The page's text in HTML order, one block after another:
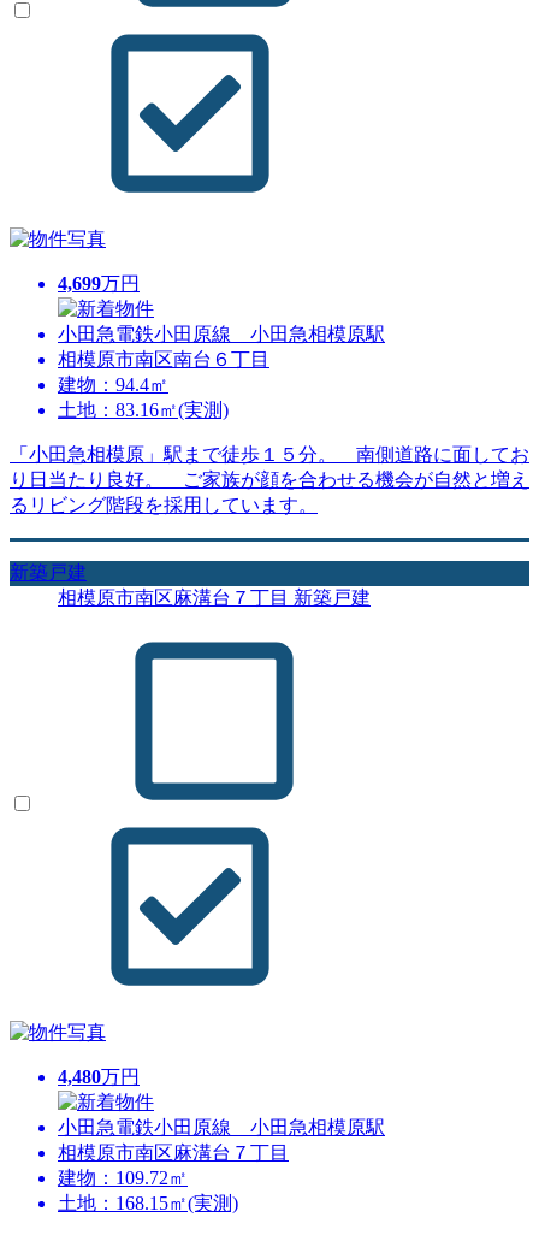
4,699万円
小田急電鉄小田原線 小田急相模原駅
相模原市南区南台６丁目
建物：94.4㎡
土地：83.16㎡(実測)
「小田急相模原」駅まで徒歩１５分。 南側道路に面してお
り日当たり良好。 ご家族が顔を合わせる機会が自然と増え
るリビング階段を採用しています。
新築戸建
相模原市南区麻溝台７丁目 新築戸建
4,480万円
小田急電鉄小田原線 小田急相模原駅
相模原市南区麻溝台７丁目
建物：109.72㎡
土地：168.15㎡(実測)